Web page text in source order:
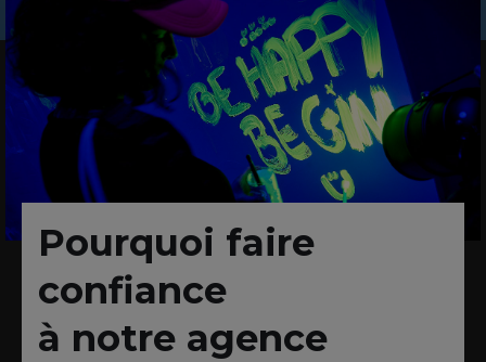
Pourquoi faire
confiance
à notre agence